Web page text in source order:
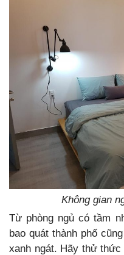
Không gian
Từ phòng ngủ có tầm
bao quát thành phố
xanh ngát. Hãy thử